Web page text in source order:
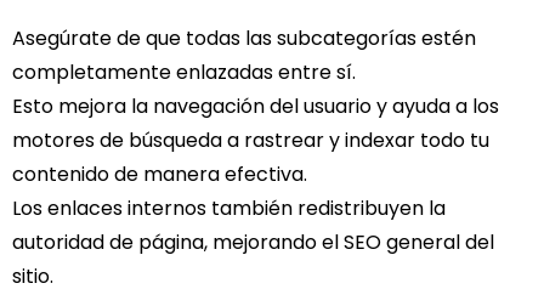
Asegúrate de que todas las subcategorías estén
completamente enlazadas entre sí.
Esto mejora la navegación del usuario y ayuda a los
motores de búsqueda a rastrear y indexar todo tu
contenido de manera efectiva.
Los enlaces internos también redistribuyen la
autoridad de página, mejorando el SEO general del
sitio.